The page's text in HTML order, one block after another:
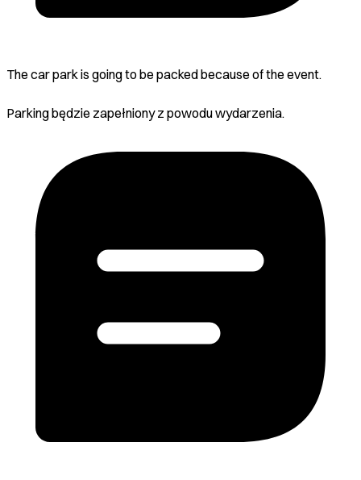
The car park is going to be packed because of the event.
Parking będzie zapełniony z powodu wydarzenia.